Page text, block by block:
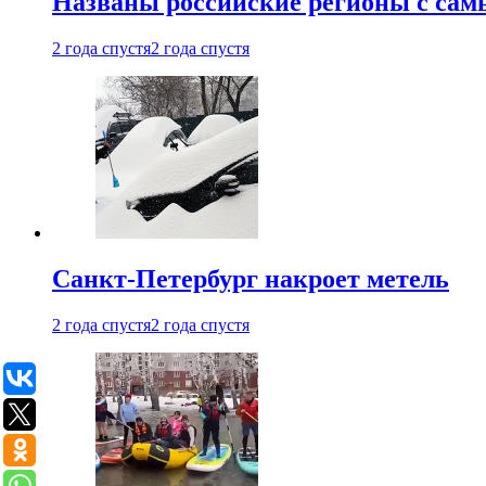
2 года спустя2 года спустя
Санкт-Петербург накроет метель
2 года спустя2 года спустя